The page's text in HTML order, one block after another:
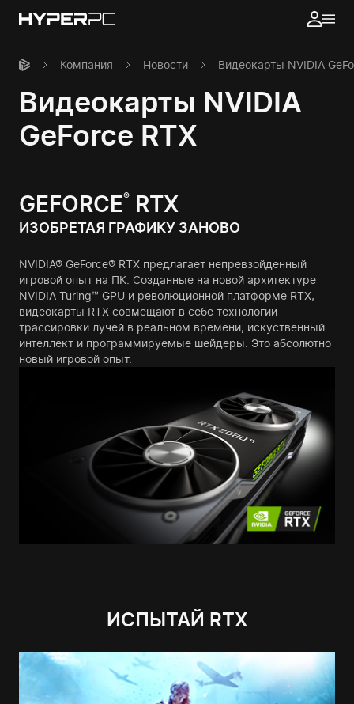
Компания Новости Видеокарты NVIDIA
Видеокарты NVIDIA
GeForce RTX
GEFORCE® RTX
ИЗОБРЕТАЯ ГРАФИКУ ЗАНОВО
NVIDIA® GeForce® RTX предлагает непревзойденный
игровой опыт на ПК. Созданные на новой архитектуре
NVIDIA Turing™ GPU и революционной платформе RTX,
видеокарты RTX совмещают в себе технологии
трассировки лучей в реальном времени, искуственный
интеллект и программируемые шейдеры. Это абсолютно
новый игровой опыт.
ИСПЫТАЙ RTX